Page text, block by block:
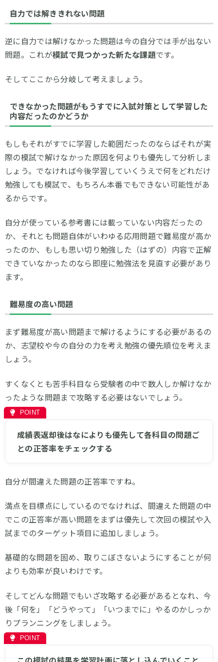
自力では解ききれない問題
逆に自力では解けなかった問題は今の自分では手が出ない
問題。これが模試で見つかった新たな課題です。
そしてここから分岐して考えましょう。
できなかった問題がもうすでに入試対策として学習した
内容だったのかどうか
もしもそれがすでに学習した範囲だったのならばそれが実
際の模試で解けなかった原因を何よりも優先して分析しま
しょう。でなければ今後学習していくうえで何をどれだけ
勉強しても模試で、もちろん本番でもできない可能性があ
るからです。
自分が使っている参考書には載っていない内容だったの
か、それとも問題自体がいわゆる応用問題で難易度が高か
ったのか、もしも思い切り勉強した（はずの）内容で正解
できていなかったのなら即座に勉強法を見直す必要があり
ます。
難易度の高い問題
まず難易度が高い問題まで解けるようにする必要があるの
か、志望校や今の自分の力を考え勉強の優先順位を考えま
しょう。
すくなくとも苦手科目なら受験者の中で数人しか解けなか
ったような問題まで攻略する必要はないでしょう。
成績表返却後はなによりも優先して各科目の問題ご
との正答率をチェックする
自分が間違えた問題の正答率ですね。
満点を目標点にしているのでなければ、間違えた問題の中
でこの正答率が高い問題をまずは優先して次回の模試や入
試までのターゲット項目に追加しましょう。
基礎的な問題を固め、取りこぼさないようにすることが何
よりも効率が良いわけです。
そしてどんな問題でもいざ攻略する必要があるとなれ、今
後「何を」「どうやって」「いつまでに」やるのかしっか
りプランニングをしましょう。